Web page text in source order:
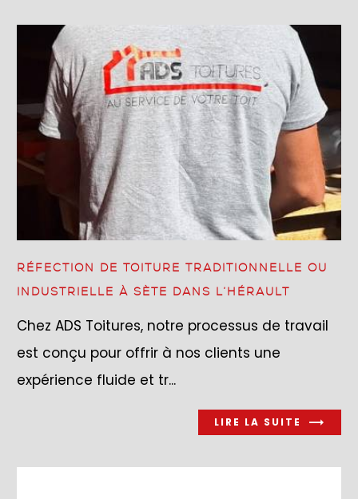
RÉFECTION DE TOITURE TRADITIONNELLE OU
INDUSTRIELLE À SÈTE DANS L’HÉRAULT
Chez ADS Toitures, notre processus de travail
est conçu pour offrir à nos clients une
expérience fluide et tr...
LIRE LA SUITE